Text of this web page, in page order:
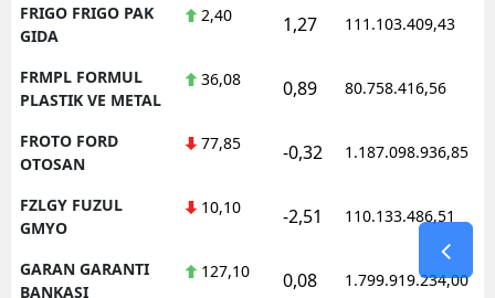
FRIGO FRIGO PAK
GIDA
2,40 1,27 111.103.409,43
FRMPL FORMUL
PLASTIK VE METAL
36,08 0,89 80.758.416,56
FROTO FORD
OTOSAN
77,85 -0,32 1.187.098.936,85
FZLGY FUZUL
GMYO
10,10 -2,51 110.133.486,51
GARAN GARANTI
BANKASI
127,10 0,08 1.799.919.234,00